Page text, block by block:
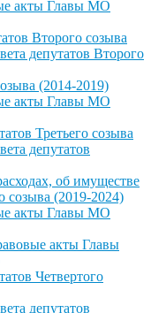
акты Главы МО
Второго созыва
депутатов Второго
(2014-2019)
акты Главы МО
Третьего созыва
депутатов
об имуществе
созыва (2019-2024)
акты Главы МО
акты Главы
Четвертого
депутатов